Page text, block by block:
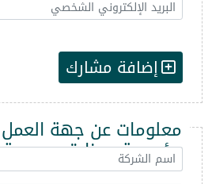
إضافة مشارك
معلومات عن جهة
مؤسسة - وزارة -